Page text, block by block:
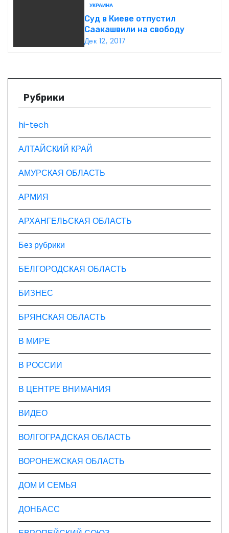
з
п
и
с
я
м
УКРАИНА
Суд в Киеве отпустил
Саакашвили на свободу
Дек 12, 2017
Рубрики
hi-tech
АЛТАЙСКИЙ КРАЙ
АМУРСКАЯ ОБЛАСТЬ
АРМИЯ
АРХАНГЕЛЬСКАЯ ОБЛАСТЬ
Без рубрики
БЕЛГОРОДСКАЯ ОБЛАСТЬ
БИЗНЕС
БРЯНСКАЯ ОБЛАСТЬ
В МИРЕ
В РОССИИ
В ЦЕНТРЕ ВНИМАНИЯ
ВИДЕО
ВОЛГОГРАДСКАЯ ОБЛАСТЬ
ВОРОНЕЖСКАЯ ОБЛАСТЬ
ДОМ И СЕМЬЯ
ДОНБАСС